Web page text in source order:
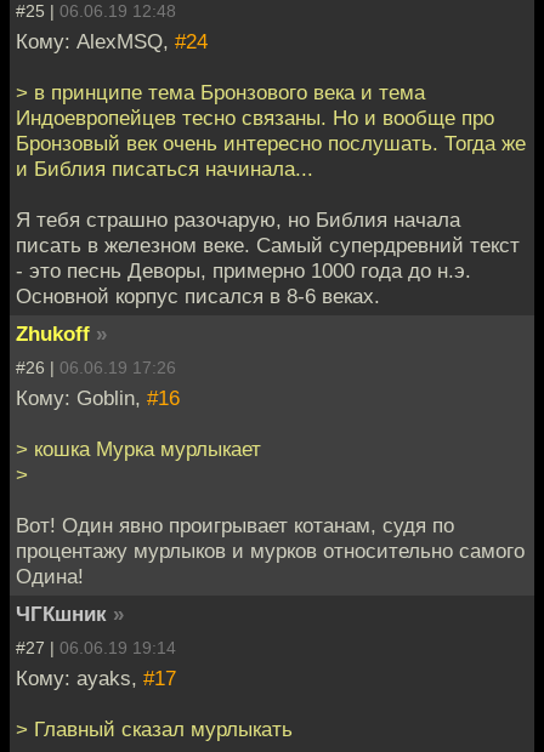
#25 | 06.06.19 12:48
Кому: AlexMSQ, #24
> в принципе тема Бронзового века и тема
Индоевропейцев тесно связаны. Но и вообще про
Бронзовый век очень интересно послушать. Тогда же
и Библия писаться начинала...
Я тебя страшно разочарую, но Библия начала
писать в железном веке. Самый супердревний текст
- это песнь Деворы, примерно 1000 года до н.э.
Основной корпус писался в 8-6 веках.
Zhukoff »
#26 | 06.06.19 17:26
Кому: Goblin, #16
> кошка Мурка мурлыкает
>
Вот! Один явно проигрывает котанам, судя по
процентажу мурлыков и мурков относительно самого
Одина!
ЧГКшник »
#27 | 06.06.19 19:14
Кому: ayaks, #17
> Главный сказал мурлыкать